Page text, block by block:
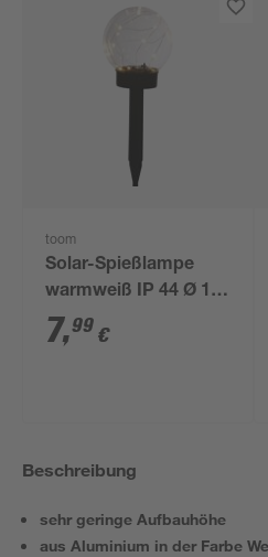
toom
Solar-Spießlampe
warmweiß IP 44 Ø 15
x 44 cm
7,99 €
Beschreibung
sehr geringe Aufbauhöhe
aus Aluminium in der Farbe